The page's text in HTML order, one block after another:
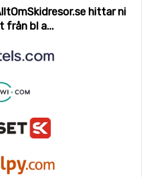
hittar ni
från bl a...